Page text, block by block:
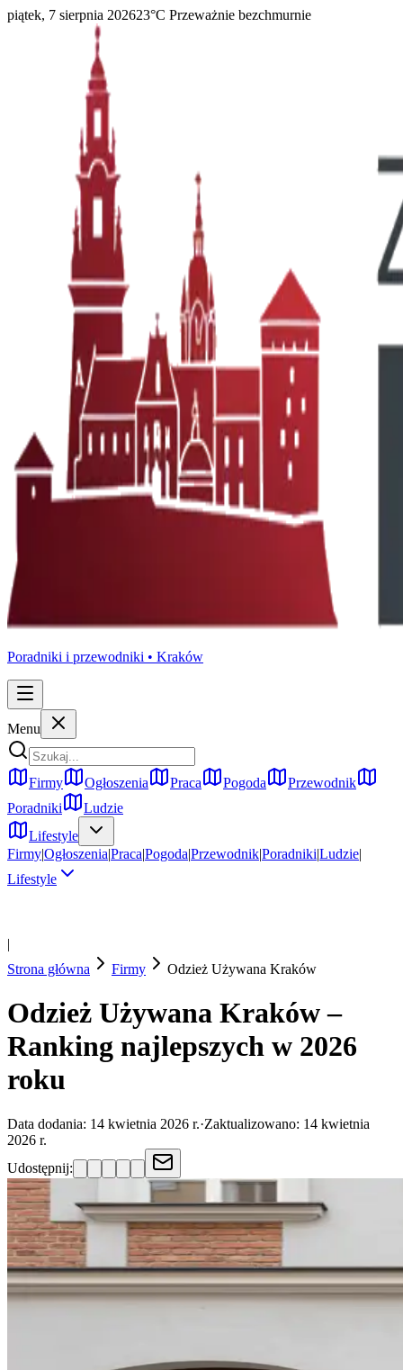
piątek, 7 sierpnia 202623°C Przeważnie bezchmurnie
Poradniki i przewodniki • Kraków
Menu
Firmy Ogłoszenia Praca Pogoda
Przewodnik
Poradniki
Ludzie
Lifestyle
Firmy|Ogłoszenia|Praca|Pogoda|Przewodnik|Poradniki|Ludzie|
Lifestyle
|
Strona główna
Firmy Odzież Używana Kraków
Odzież Używana Kraków –
Ranking najlepszych w 2026
roku
Data dodania: 14 kwietnia 2026 r.·Zaktualizowano: 14 kwietnia
2026 r.
Udostępnij: